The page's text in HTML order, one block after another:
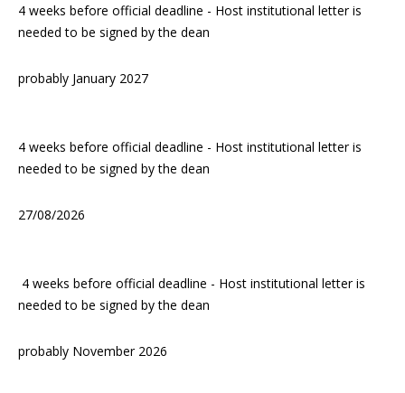
4 weeks before official deadline - Host institutional letter is
needed to be signed by the dean
probably January 2027
4 weeks before official deadline - Host institutional letter is
needed to be signed by the dean
27/08/2026
4 weeks before official deadline - Host institutional letter is
needed to be signed by the dean
probably November 2026